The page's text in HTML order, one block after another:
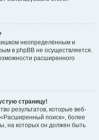
неопределённым и
в phpBB не осуществляется.
расширенного
страницу!
результатов, которые веб-
поиск», более
на которых он должен быть